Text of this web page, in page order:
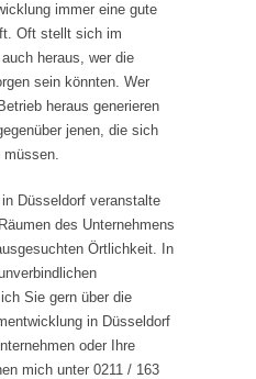
immer eine gute
Oft stellt sich im
heraus, wer die
sein könnten. Wer
heraus generieren
jenen, die sich
müssen.
Düsseldorf veranstalte
des Unternehmens
Örtlichkeit. In
Sie gern über die
in Düsseldorf
oder Ihre
mich unter 0211 / 163